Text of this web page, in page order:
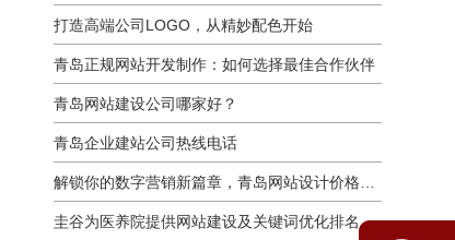
打造高端公司LOGO，从精妙配色开始
青岛正规网站开发制作：如何选择最佳合作伙伴
青岛网站建设公司哪家好？
青岛企业建站公司热线电话
解锁你的数字营销新篇章，青岛网站设计价格几何？
圭谷为医养院提供网站建设及关键词优化排名服务：青岛圣德嘉朗颐养中心案例